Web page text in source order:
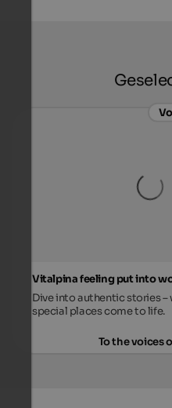
Vitalpina feeling put into
Dive into authentic stories –
special places come to life.
To the voices